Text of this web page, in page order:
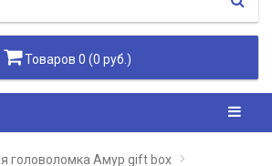
Товаров 0 (0 руб.)
головоломка Амур gift box